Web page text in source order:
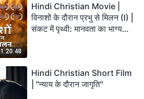
1:20:48
Hindi Christian Movie |
विनाशों के दौरान प्रभु से मिलन (I) |
संकट में पृथ्वी: मानवता का भाग्य
Hindi Christian Short Film
| "न्याय के दौरान जागृति"